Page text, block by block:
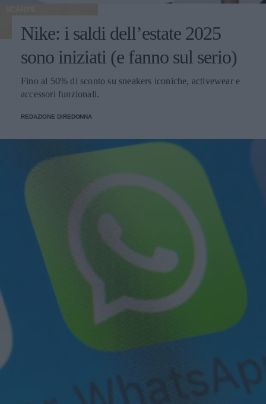
SCARPE
Nike: i saldi dell’estate 2025
sono iniziati (e fanno sul serio)
Fino al 50% di sconto su sneakers iconiche, activewear e
accessori funzionali.
REDAZIONE DIREDONNA